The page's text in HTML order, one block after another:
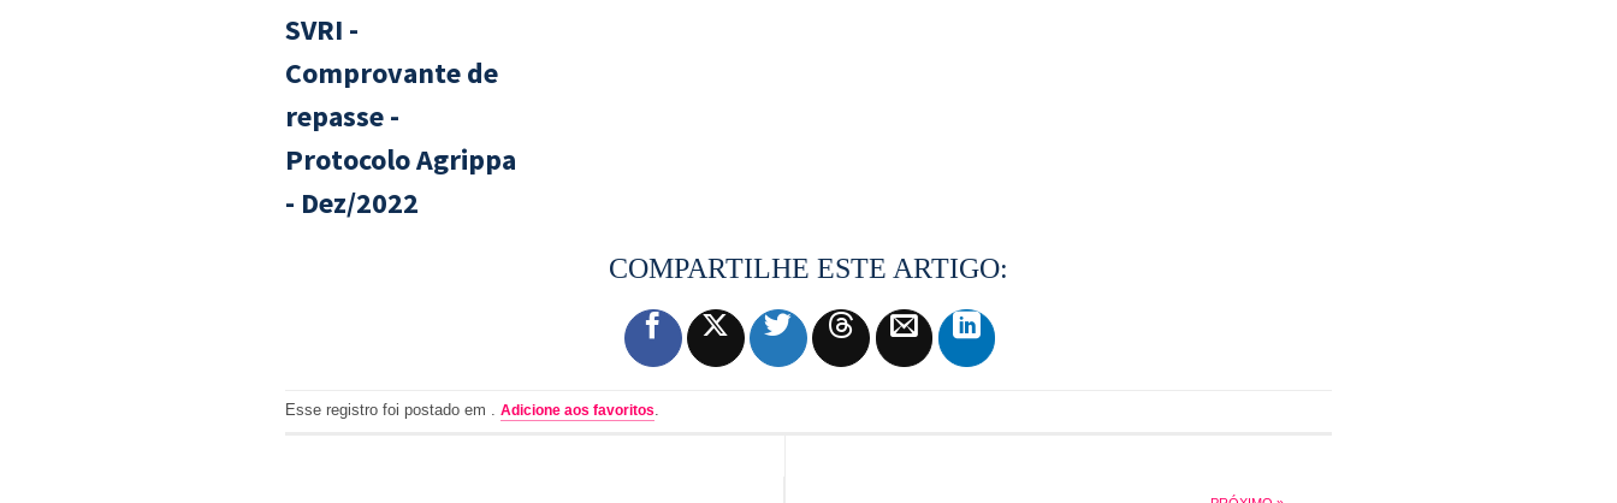
SVRI -
Comprovante de
repasse -
Protocolo Agrippa
- Dez/2022
Esse registro foi postado em . Adicione aos favoritos.